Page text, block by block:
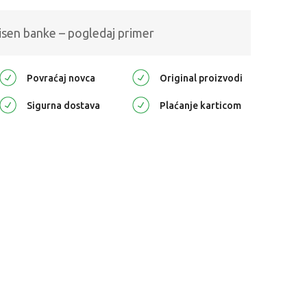
banke – pogledaj primer
Povraćaj novca Original proizvodi
Sigurna dostava Plaćanje karticom